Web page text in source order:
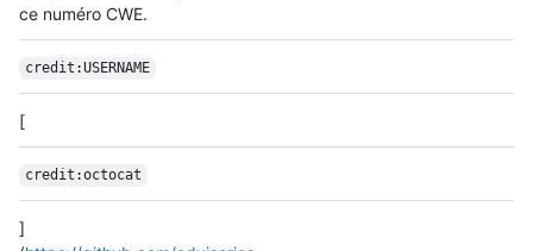
ce numéro CWE.
credit:USERNAME
[
credit:octocat
]